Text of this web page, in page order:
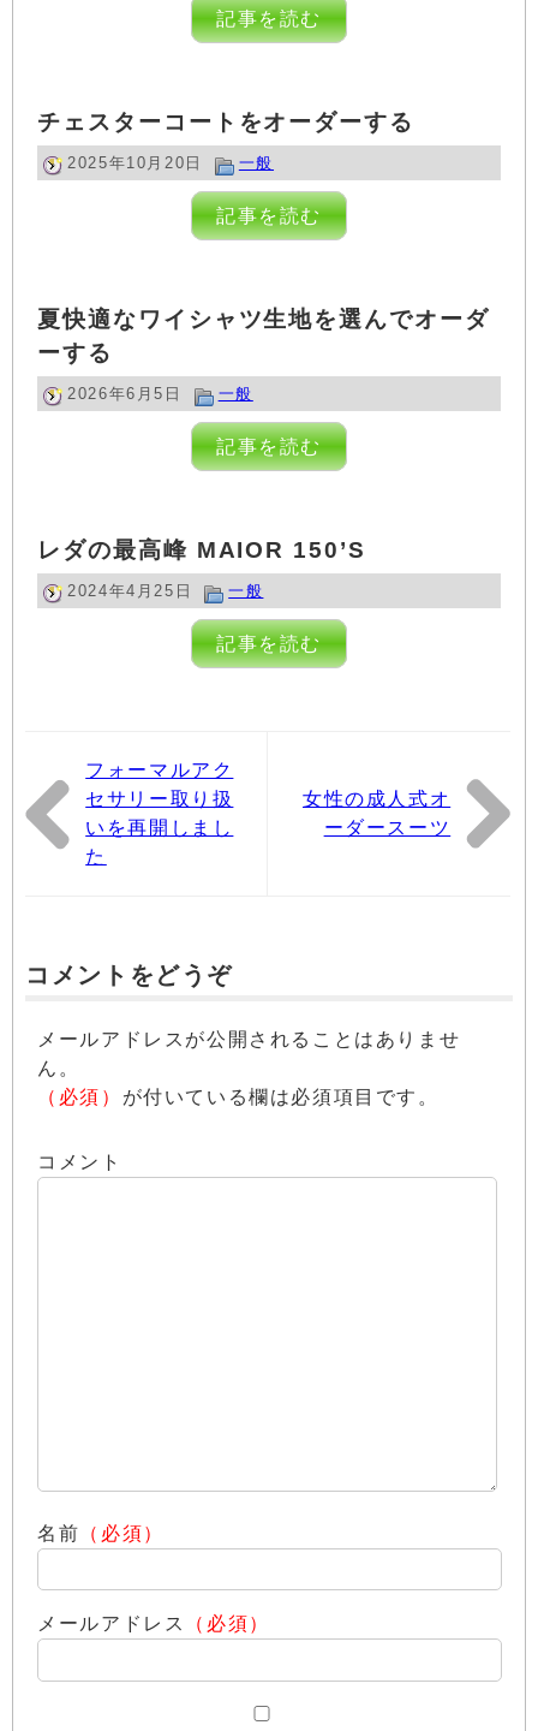
記事を読む
チェスターコートをオーダーする
2025年10月20日 一般
記事を読む
夏快適なワイシャツ生地を選んでオーダ
ーする
2026年6月5日 一般
記事を読む
レダの最高峰 MAIOR 150’S
2024年4月25日 一般
記事を読む
フォーマルアク
セサリー取り扱
いを再開しまし
た
女性の成人式オ
ーダースーツ
コメントをどうぞ
メールアドレスが公開されることはありませ
ん。
（必須） が付いている欄は必須項目です。
コメント
名前 （必須）
メールアドレス （必須）